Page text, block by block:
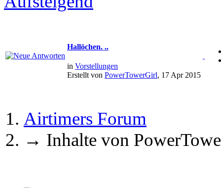
Hallöchen. ..
in Vorstellungen
Erstellt von PowerTowerGirl, 17 Apr 2015
Airtimers Forum
→ Inhalte von